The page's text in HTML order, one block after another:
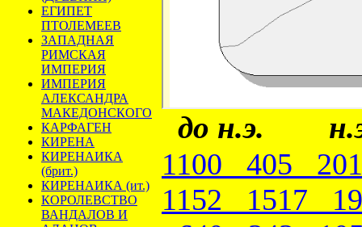
ЕГИПЕТ
ПТОЛЕМЕЕВ
ЗАПАДНАЯ
РИМСКАЯ
ИМПЕРИЯ
ИМПЕРИЯ
АЛЕКСАНДРА
МАКЕДОНСКОГО
КАРФАГЕН
КИРЕНА
КИРЕНАИКА
(брит.)
КИРЕНАИКА (ит.)
КОРОЛЕВСТВО
ВАНДАЛОВ И
до н.э.
1100 405
1152 1517